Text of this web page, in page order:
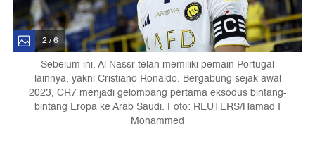
2 / 6
Sebelum ini, Al Nassr telah memiliki pemain Portugal
lainnya, yakni Cristiano Ronaldo. Bergabung sejak awal
2023, CR7 menjadi gelombang pertama eksodus bintang-
bintang Eropa ke Arab Saudi. Foto: REUTERS/Hamad I
Mohammed